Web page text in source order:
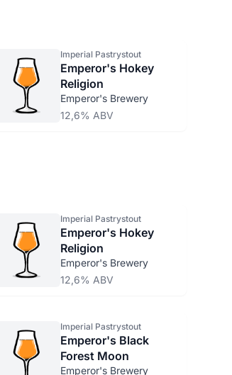
Imperial Pastrystout
Emperor's Hokey
Religion
Emperor's Brewery
12,6% ABV
Imperial Pastrystout
Emperor's Hokey
Religion
Emperor's Brewery
12,6% ABV
Imperial Pastrystout
Emperor's Black
Forest Moon
Emperor's Brewery